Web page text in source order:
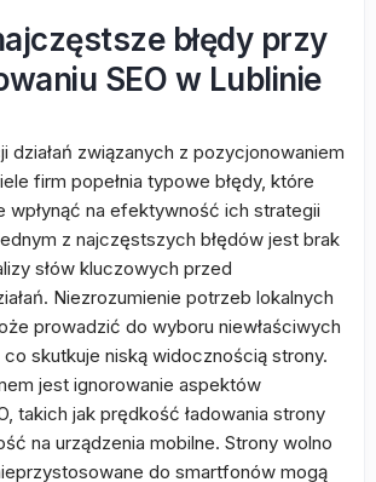
błędy przy
SEO w Lublinie
działań związanych z pozycjonowaniem
firm popełnia typowe błędy, które
wpłynąć na efektywność ich strategii
z najczęstszych błędów jest brak
słów kluczowych przed
Niezrozumienie potrzeb lokalnych
prowadzić do wyboru niewłaściwych
skutkuje niską widocznością strony.
jest ignorowanie aspektów
takich jak prędkość ładowania strony
na urządzenia mobilne. Strony wolno
do smartfonów mogą